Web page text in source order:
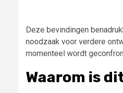
Deze bevindingen
noodzaak voor verdere
momenteel wordt
Waarom is